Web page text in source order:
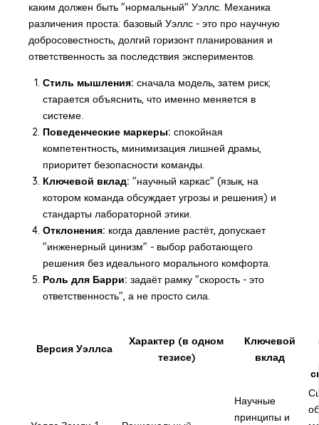
каким должен быть "нормальный" Уэллс. Механика
различения проста: базовый Уэллс - это про научную
добросовестность, долгий горизонт планирования и
ответственность за последствия экспериментов.
Стиль мышления: сначала модель, затем риск;
старается объяснить, что именно меняется в
системе.
Поведенческие маркеры: спокойная
компетентность, минимизация лишней драмы,
приоритет безопасности команды.
Ключевой вклад: "научный каркас" (язык, на
котором команда обсуждает угрозы и решения) и
стандарты лабораторной этики.
Отклонения: когда давление растёт, допускает
"инженерный цинизм" - выбор работающего
решения без идеального морального комфорта.
Роль для Барри: задаёт рамку "скорость - это
ответственность", а не просто сила.
Версия Уэллса
Характер (в одном
тезисе)
Ключевой
вклад
Научные
принципы и